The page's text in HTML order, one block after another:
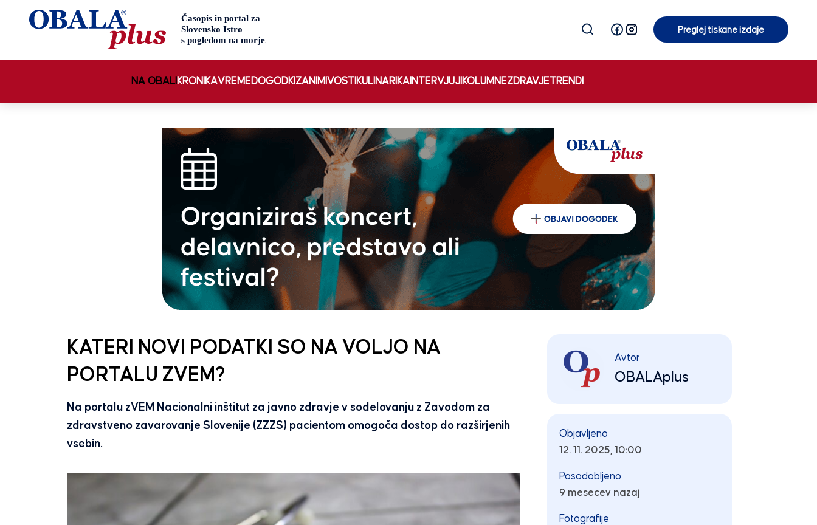
Preglej tiskane izdaje
NA OBALI KRONIKAVREMEDOGODKIZANIMIVOSTI KULINARIKA INTERVJUJI KOLUMNEZDRAVJETRENDI
KATERI NOVI PODATKI SO NA VOLJO NA
PORTALU ZVEM?
Na portalu zVEM Nacionalni inštitut za javno zdravje v sodelovanju z Zavodom za
zdravstveno zavarovanje Slovenije (ZZZS) pacientom omogoča dostop do razširjenih
vsebin.
Avtor
OBALAplus
Objavljeno
12. 11. 2025, 10:00
Posodobljeno
9 mesecev nazaj
Fotografije